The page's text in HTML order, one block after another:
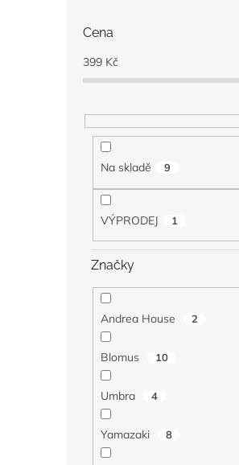
Cena
399 Kč
Na skladě 9
VÝPRODEJ 1
Značky
Andrea House 2
Blomus 10
Umbra 4
Yamazaki 8